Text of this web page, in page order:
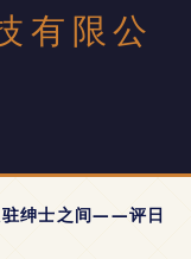
有限公
驻绅士之间——评日